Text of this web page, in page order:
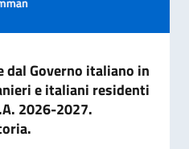
Governo italiano in
e italiani residenti
2026-2027.